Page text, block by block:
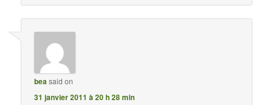
beasaid on
31 janvier 2011 à 20 h 28 min